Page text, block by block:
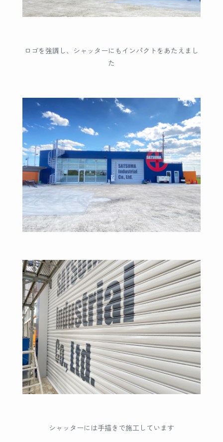
ロゴを強調し、シャッターにもインパクトをあたえまし
た
シャッターには手描きで施工しています